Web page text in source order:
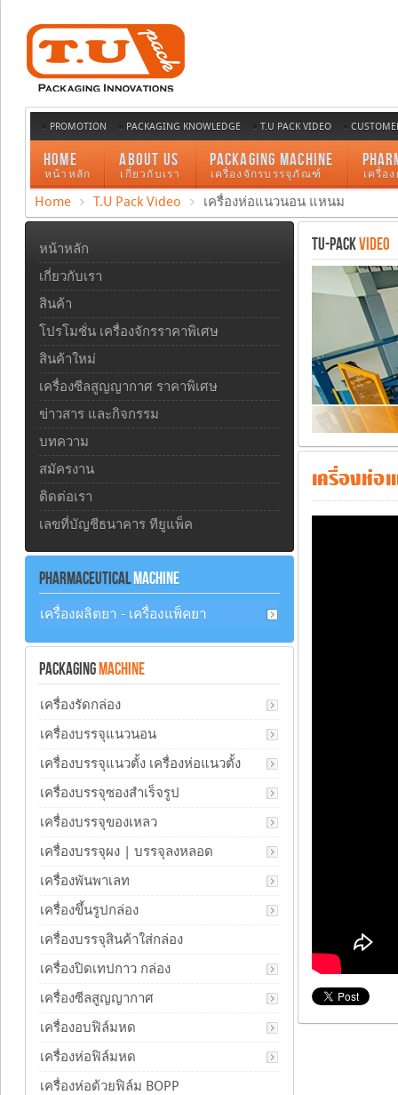
PROMOTION PACKAGING KNOWLEDGE T.U PACK VIDEO
HOME
หน้าหลัก
ABOUT US
เกี่ยวกับเรา
PACKAGING MACHINE
เครื่องจักรบรรจุภัณฑ์ เครื่อ
Home T.U Pack Video เครื่องห่อแนวนอน แหนม
TU-PACKVIDEO
เครื่องห่อ
หน้าหลัก
เกี่ยวกับเรา
สินค้า
โปรโมชั่น เครื่องจักรราคาพิเศษ
สินค้าใหม่
เครื่องซีลสูญญากาศ ราคาพิเศษ
ข่าวสาร และกิจกรรม
บทความ
สมัครงาน
ติดต่อเรา
เลขที่บัญชีธนาคาร ทียูแพ็ค
PHARMACEUTICALMACHINE
เครื่องผลิตยา - เครื่องแพ็คยา
PACKAGING MACHINE
เครื่องรัดกล่อง
เครื่องบรรจุแนวนอน
เครื่องบรรจุแนวตั้ง เครื่องห่อแนวตั้ง
เครื่องบรรจุซองสำเร็จรูป
เครื่องบรรจุของเหลว
เครื่องบรรจุผง | บรรจุลงหลอด
เครื่องพันพาเลท
เครื่องขึ้นรูปกล่อง
เครื่องบรรจุสินค้าใส่กล่อง
เครื่องปิดเทปกาว กล่อง
เครื่องซีลสูญญากาศ
เครื่องอบฟิล์มหด
เครื่องห่อฟิล์มหด
เครื่องห่อด้วยฟิล์ม BOPP